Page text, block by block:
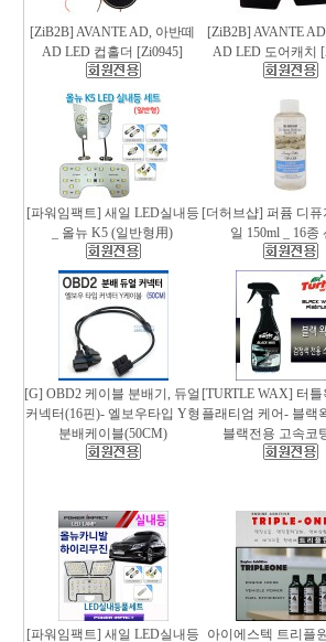
[ZiB2B] AVANTE AD, 아반떼
AD LED 컵홀더 [Zi0945]
[ZiB2B] AVANTE
AD LED 도어캐치
[파워임팩트] 새일 LED실내등
_ 올뉴 K5 (일반형用)
[더허브샵] 퍼퓸 디
일 150ml _ 16종
[G] OBD2 케이블 분배기, 듀얼
커넥터(16핀)- 엘보우타입 Y형
분배케이블(50CM)
[TURTLE WAX] 터
플래티엄 케어- 블랙
블랙전용 고속코
[파워임팩트] 새일 LED실내등 아이에스텍 트리플